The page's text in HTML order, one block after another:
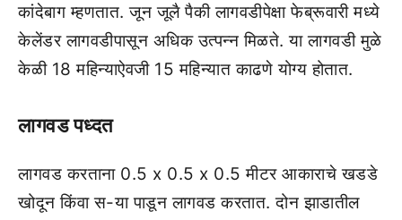
कांदेबाग म्‍हणतात. जून जूलै पैकी लागवडीपेक्षा फेब्रूवारी मध्‍ये
केलेंडर लागवडीपासून अधिक उत्‍पन्‍न मिळते. या लागवडी मुळे
केळी 18 महिन्‍याऐवजी 15 महिन्‍यात काढणे योग्‍य होतात.
लागवड पध्‍दत
लागवड करताना 0.5 x 0.5 x 0.5 मीटर आकाराचे खडडे
खोदून किंवा स-या पाडून लागवड करतात. दोन झाडातील